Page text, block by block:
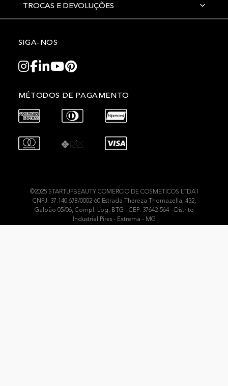
TROCAS E DEVOLUÇÕES
SIGA-NOS
MÉTODOS DE PAGAMENTO
©2025 STARTUPBEAUTY COMERCIO DE COSMETICOS LTDA I
CNPJ: 37.140.678/0002-60 Estrada Thereza Thomazella, 432,
Galpão 05/06, Compl. Log. BTG - CEP: 37642-564 - Distrito
Industrial Pires - Extrema - MG